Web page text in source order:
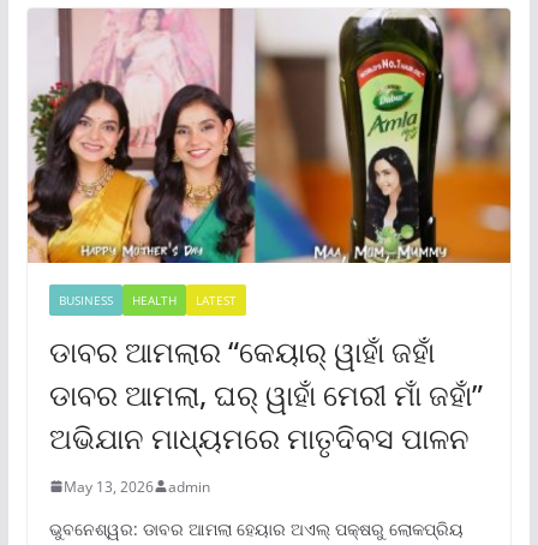
BUSINESS HEALTH LATEST
ଡାବର ଆମଲାର “କେୟାର୍ ୱାହାଁ ଜହାଁ
ଡାବର ଆମଲା, ଘର୍ ୱାହାଁ ମେରୀ ମାଁ ଜହାଁ”
ଅଭିଯାନ ମାଧ୍ୟମରେ ମାତୃଦିବସ ପାଳନ
May 13, 2026 admin
ଭୁବନେଶ୍ୱର: ଡାବର ଆମଲା ହେୟାର ଅଏଲ୍ ପକ୍ଷରୁ ଲୋକପ୍ରିୟ